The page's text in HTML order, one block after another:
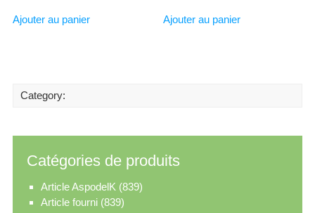
Ajouter au panier Ajouter au panier
Category:
Catégories de produits
Article AspodelK (839)
Article fourni (839)